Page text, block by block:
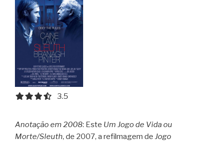
3.5 out of 5.0 stars
3.5
Anotação em 2008: Este Um Jogo de Vida ou
Morte/Sleuth, de 2007, a refilmagem de Jogo